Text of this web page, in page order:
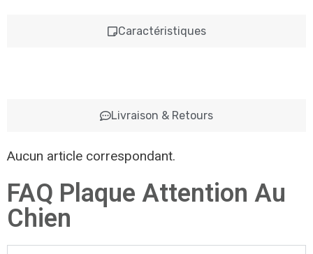
Caractéristiques
Livraison & Retours
Aucun article correspondant.
FAQ Plaque Attention Au
Chien